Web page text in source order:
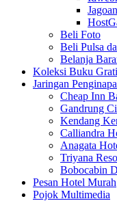
Beli Foto
Beli Pulsa
Belanja
Koleksi Buku
Jaringan
Cheap Inn
Gandrung
Kendang
Calliandra
Anagata
Triyana
Bobocabin
Pesan Hotel Murah
Pojok Multimedia